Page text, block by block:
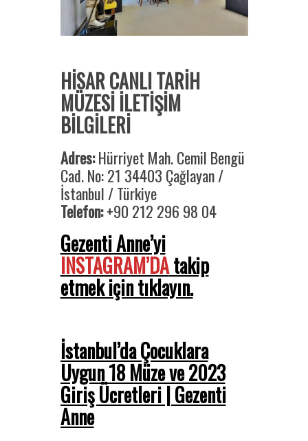
HİSAR CANLI TARİH
MÜZESİ İLETİŞİM
BİLGİLERİ
Adres:Hürriyet Mah. Cemil Bengü
Cad. No: 21 34403 Çağlayan /
İstanbul / Türkiye
Telefon:+90 212 296 98 04
Gezenti Anne’yi
INSTAGRAM’DAtakip
etmek için tıklayın.
İstanbul’da Çocuklara
Uygun 18 Müze ve 2023
Giriş Ücretleri | Gezenti
Anne